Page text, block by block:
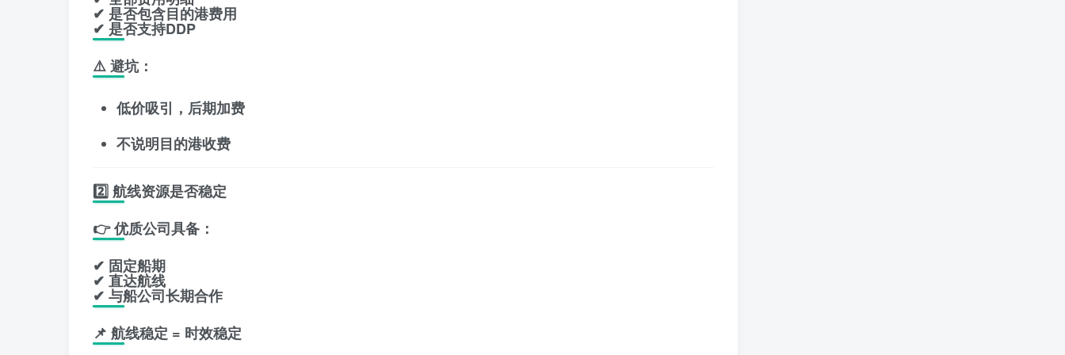
✔ 是否包含目的港费用
✔ 是否支持DDP
⚠️ 避坑：
低价吸引，后期加费
不说明目的港收费
2️⃣ 航线资源是否稳定
👉 优质公司具备：
✔ 固定船期
✔ 直达航线
✔ 与船公司长期合作
📌 航线稳定 = 时效稳定